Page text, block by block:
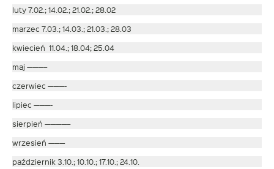
luty 7.02.; 14.02.; 21.02.; 28.02
marzec 7.03.; 14.03.; 21.03.; 28.03
kwiecień 11.04.; 18.04; 25.04
maj ———–
czerwiec ———-
lipiec ———-
sierpień ————–
wrzesień ———
październik 3.10.; 10.10.; 17.10.; 24.10.